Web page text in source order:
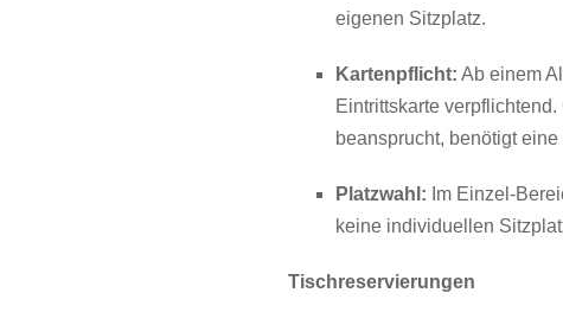
eigenen Sitzplatz.
Kartenpflicht: Ab einem
Eintrittskarte
beansprucht, benötigt
Platzwahl: Im Einzel-
keine individuellen
Tischreservierungen